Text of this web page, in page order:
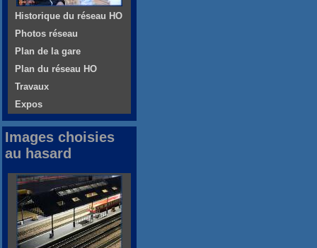
Historique du réseau HO
Photos réseau
Plan de la gare
Plan du réseau HO
Travaux
Expos
Images choisies
au hasard